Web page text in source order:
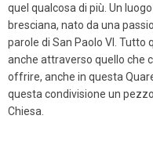
quel qualcosa di più. Un
bresciana, nato da una
parole di San Paolo VI. Tutto
anche attraverso quello che
offrire, anche in questa
questa condivisione un
Chiesa.